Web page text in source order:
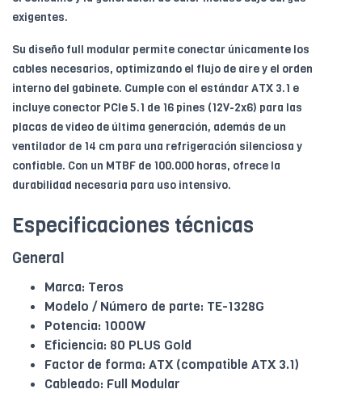
exigentes.
Su diseño full modular permite conectar únicamente los
cables necesarios, optimizando el flujo de aire y el orden
interno del gabinete. Cumple con el estándar ATX 3.1 e
incluye conector PCIe 5.1 de 16 pines (12V-2x6) para las
placas de video de última generación, además de un
ventilador de 14 cm para una refrigeración silenciosa y
confiable. Con un MTBF de 100.000 horas, ofrece la
durabilidad necesaria para uso intensivo.
Especificaciones técnicas
General
Marca: Teros
Modelo / Número de parte: TE-1328G
Potencia: 1000W
Eficiencia: 80 PLUS Gold
Factor de forma: ATX (compatible ATX 3.1)
Cableado: Full Modular